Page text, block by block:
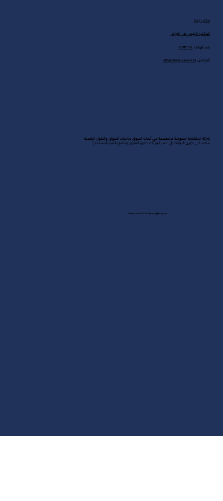
شركة استشارية سعودية متخصصة في أبحاث السوق، دراسات السوق، والحلول الرقمية.
نساعد في تحويل البيانات إلى استراتيجيات تحقق التفوق وتدفع بالنمو المستدام!
مكتب جدة
المكتب الرئيسي في الرياض
رقم الهاتف: ٠١١٢٩٣٠٢٢٤
للتواصل: info@steadypace.sa
جميع الحقوق محفوظة لـ Steady Pace 2025